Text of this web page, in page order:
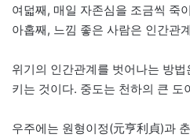
여덟째, 매일 자존심을 조금씩 죽
아홉째, 느낌 좋은 사람은 인간관
위기의 인간관계를 벗어나는 방
키는 것이다. 중도는 천하의 큰 도
우주에는 원형이정(元亨利貞)과